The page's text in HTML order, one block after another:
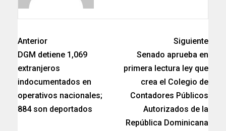
Anterior
DGM detiene 1,069
extranjeros
indocumentados en
operativos nacionales;
884 son deportados
Siguiente
Senado aprueba en
primera lectura ley que
crea el Colegio de
Contadores Públicos
Autorizados de la
República Dominicana